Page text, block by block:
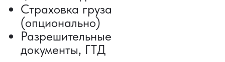
ВЫКУП ТОВАРОВ ИЗ КИТАЯ
Выкуп от 1 000 000 ₽
Выкуп с Alibaba